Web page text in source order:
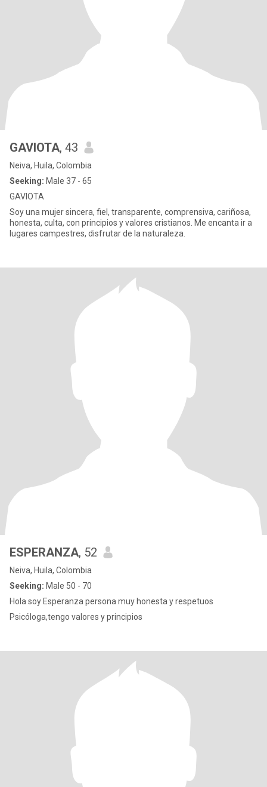
GAVIOTA, 43
Neiva, Huila, Colombia
Seeking: Male 37 - 65
GAVIOTA
Soy una mujer sincera, fiel, transparente, comprensiva, cariñosa,
honesta, culta, con principios y valores cristianos. Me encanta ir a
lugares campestres, disfrutar de la naturaleza.
ESPERANZA, 52
Neiva, Huila, Colombia
Seeking: Male 50 - 70
Hola soy Esperanza persona muy honesta y respetuos
Psicóloga,tengo valores y principios